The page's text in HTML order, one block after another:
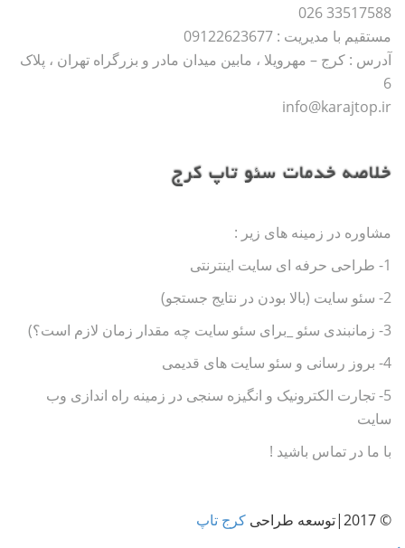
33517588 026
مستقیم با مدیریت : 09122623677
آدرس : کرج – مهرویلا ، مابین میدان مادر و بزرگراه تهران ، پلاک
6
info@karajtop.ir
خلاصه خدمات سئو تاپ کرج
مشاوره در زمینه های زیر :
1- طراحی حرفه ای سایت اینترنتی
2- سئو سایت (بالا بودن در نتایج جستجو)
3- زمانبندی سئو _برای سئو سایت چه مقدار زمان لازم است؟)
4- بروز رسانی و سئو سایت های قدیمی
5- تجارت الکترونیک و انگیزه سنجی در زمینه راه اندازی وب
سایت
با ما در تماس باشید !
© 2017|توسعه طراحی کرج تاپ